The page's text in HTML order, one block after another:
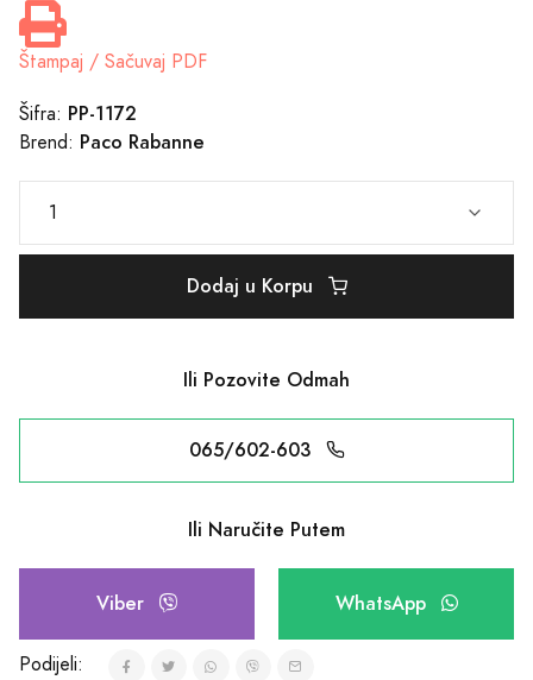
Štampaj / Sačuvaj PDF
Šifra: PP-1172
Brend: Paco Rabanne
Dodaj u Korpu
Ili Pozovite Odmah
065/602-603
Ili Naručite Putem
Viber WhatsApp
Podijeli: